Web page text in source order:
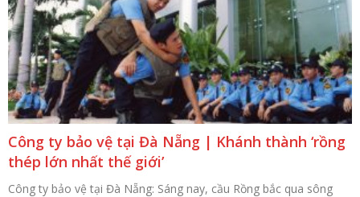
Công ty bảo vệ tại Đà Nẵng | Khánh thành ‘rồng
thép lớn nhất thế giới’
Công ty bảo vệ tại Đà Nẵng: Sáng nay, cầu Rồng bắc qua sông